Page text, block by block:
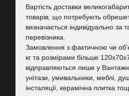
Вартість доставки
товарів, що потребують
визначається індивідуально за
перевізника.
Замовлення з фактичною чи
кг та розмірами більше
відправляються лише у
унітази, умивальники, меблі,
інсталяції, керамічна плитка